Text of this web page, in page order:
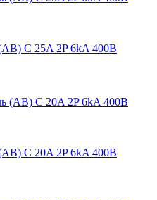
C 25A 2P 6kA 400В
C 20A 2P 6kA 400В